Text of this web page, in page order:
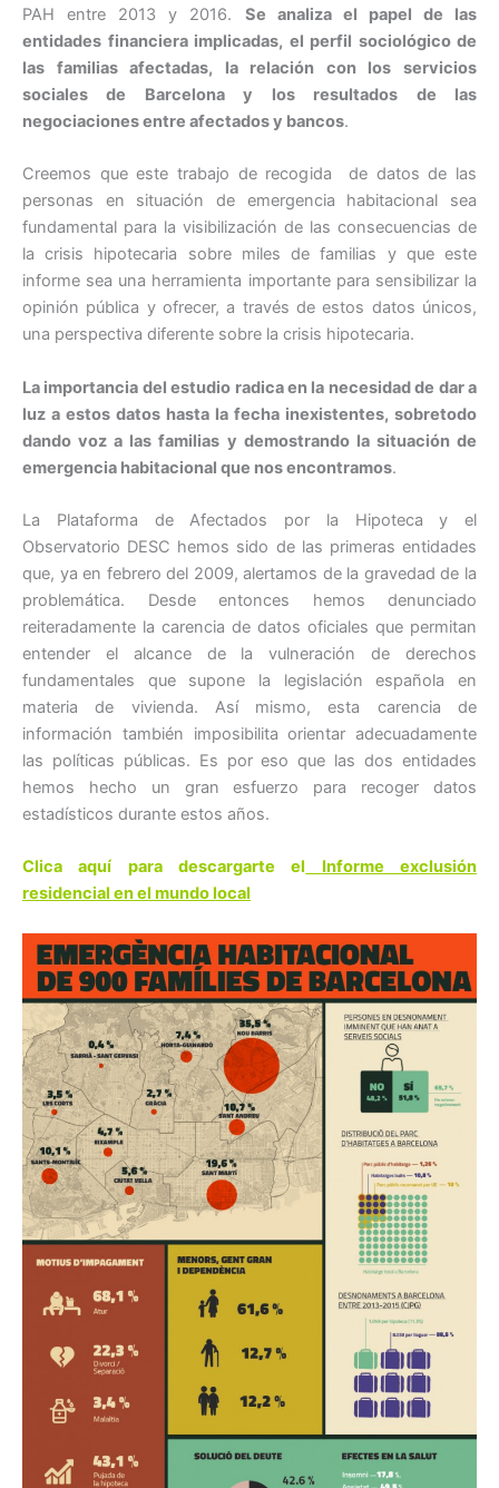
PAH entre 2013 y 2016. Se analiza el papel de las
entidades financiera implicadas, el perfil sociológico de
las familias afectadas, la relación con los servicios
sociales de Barcelona y los resultados de las
negociaciones entre afectados y bancos.
Creemos que este trabajo de recogida de datos de las
personas en situación de emergencia habitacional sea
fundamental para la visibilización de las consecuencias de
la crisis hipotecaria sobre miles de familias y que este
informe sea una herramienta importante para sensibilizar la
opinión pública y ofrecer, a través de estos datos únicos,
una perspectiva diferente sobre la crisis hipotecaria.
La importancia del estudio radica en la necesidad de dar a
luz a estos datos hasta la fecha inexistentes, sobretodo
dando voz a las familias y demostrando la situación de
emergencia habitacional que nos encontramos.
La Plataforma de Afectados por la Hipoteca y el
Observatorio DESC hemos sido de las primeras entidades
que, ya en febrero del 2009, alertamos de la gravedad de la
problemática. Desde entonces hemos denunciado
reiteradamente la carencia de datos oficiales que permitan
entender el alcance de la vulneración de derechos
fundamentales que supone la legislación española en
materia de vivienda. Así mismo, esta carencia de
información también imposibilita orientar adecuadamente
las políticas públicas. Es por eso que las dos entidades
hemos hecho un gran esfuerzo para recoger datos
estadísticos durante estos años.
Clica aquí para descargarte el
Informe exclusión
residencial en el mundo local